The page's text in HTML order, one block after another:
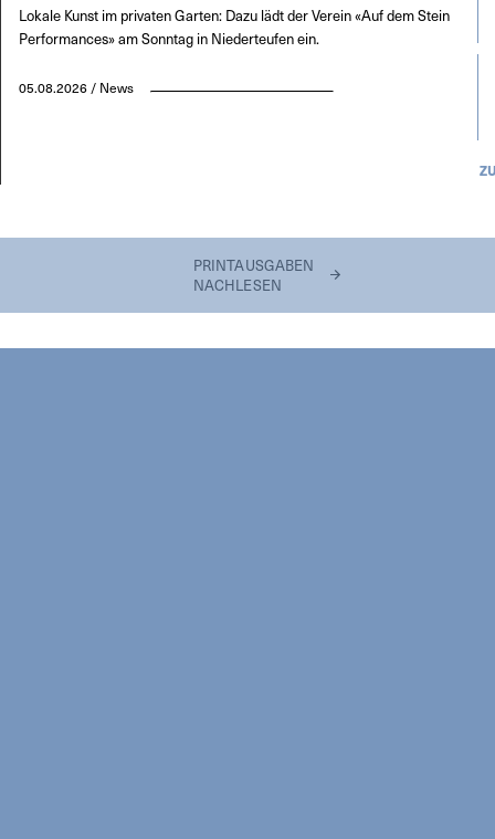
Lokale Kunst im privaten Garten: Dazu lädt der Verein «Auf dem Stein
Performances» am Sonntag in Niederteufen ein.
05.08.2026 / News
PRINTAUSGABEN
NACHLESEN